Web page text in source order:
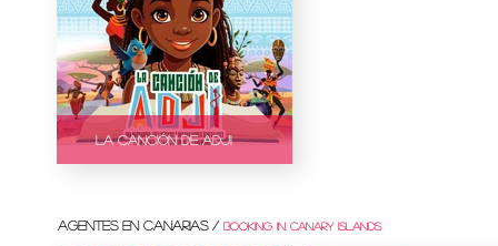
La Canción de Adji
AGENTES EN CANARIAS / BOOKING IN CANARY ISLANDS